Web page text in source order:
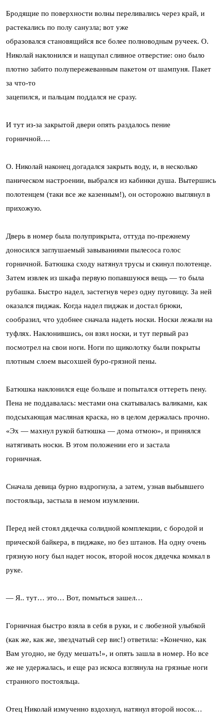
Бродящие по поверхности волны переливались через край, и
растекались по полу санузла; вот уже
образовался становящийся все более полноводным ручеек. О.
Николай наклонился и нащупал сливное отверстие: оно было
плотно забито полупережеванным пакетом от шампуня. Пакет
за что-то
зацепился, и пальцам поддался не сразу.
И тут из-за закрытой двери опять раздалось пение
горничной….
О. Николай наконец догадался закрыть воду, и, в несколько
паническом настроении, выбрался из кабинки душа. Вытершись
полотенцем (таки все же казенным!), он осторожно выглянул в
прихожую.
Дверь в номер была полуприкрыта, оттуда по-прежнему
доносился заглушаемый завываниями пылесоса голос
горничной. Батюшка сходу натянул трусы и скинул полотенце.
Затем извлек из шкафа первую попавшуюся вещь — то была
рубашка. Быстро надел, застегнув через одну пуговицу. За ней
оказался пиджак. Когда надел пиджак и достал брюки,
сообразил, что удобнее сначала надеть носки. Носки лежали на
туфлях. Наклонившись, он взял носки, и тут первый раз
посмотрел на свои ноги. Ноги по щиколотку были покрыты
плотным слоем высохшей буро-грязной пены.
Батюшка наклонился еще больше и попытался оттереть пену.
Пена не поддавалась: местами она скатывалась валиками, как
подсыхающая масляная краска, но в целом держалась прочно.
«Эх — махнул рукой батюшка — дома отмою», и принялся
натягивать носки. В этом положении его и застала
горничная.
Сначала девица бурно вздрогнула, а затем, узнав выбывшего
постояльца, застыла в немом изумлении.
Перед ней стоял дядечка солидной комплекции, с бородой и
прической байкера, в пиджаке, но без штанов. На одну очень
грязную ногу был надет носок, второй носок дядечка комкал в
руке.
— Я.. тут… это… Вот, помыться зашел…
Горничная быстро взяла в себя в руки, и с любезной улыбкой
(как же, как же, звездчатый сер вис!) ответила: «Конечно, как
Вам угодно, не буду мешать!», и опять зашла в номер. Но все
же не удержалась, и еще раз искоса взглянула на грязные ноги
странного постояльца.
Отец Николай измученно вздохнул, натянул второй носок…